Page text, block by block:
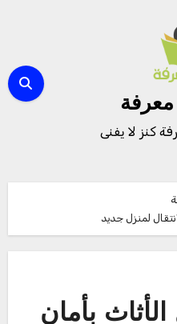
كنز لا يفنى
بأمان